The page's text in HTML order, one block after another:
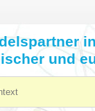
und